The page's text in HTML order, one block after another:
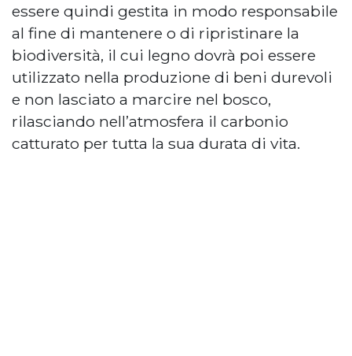
essere quindi gestita in modo responsabile
al fine di mantenere o di ripristinare la
biodiversità, il cui legno dovrà poi essere
utilizzato nella produzione di beni durevoli
e non lasciato a marcire nel bosco,
rilasciando nell’atmosfera il carbonio
catturato per tutta la sua durata di vita.